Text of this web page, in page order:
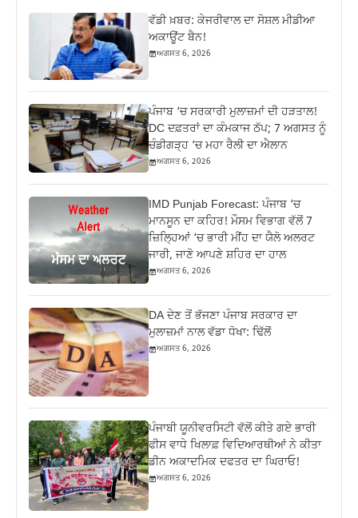
ਵੱਡੀ ਖ਼ਬਰ: ਕੇਜਰੀਵਾਲ ਦਾ ਸੋਸ਼ਲ ਮੀਡੀਆ
ਅਕਾਊਂਟ ਬੈਨ!
ਅਗਸਤ 6, 2026
ਪੰਜਾਬ ‘ਚ ਸਰਕਾਰੀ ਮੁਲਾਜ਼ਮਾਂ ਦੀ ਹੜਤਾਲ!
DC ਦਫ਼ਤਰਾਂ ਦਾ ਕੰਮਕਾਜ ਠੱਪ; 7 ਅਗਸਤ ਨੂੰ
ਚੰਡੀਗੜ੍ਹ ‘ਚ ਮਹਾ ਰੈਲੀ ਦਾ ਐਲਾਨ
ਅਗਸਤ 6, 2026
IMD Punjab Forecast: ਪੰਜਾਬ ‘ਚ
ਮਾਨਸੂਨ ਦਾ ਕਹਿਰ! ਮੌਸਮ ਵਿਭਾਗ ਵੱਲੋਂ 7
ਜ਼ਿਲ੍ਹਿਆਂ ‘ਚ ਭਾਰੀ ਮੀਂਹ ਦਾ ਯੈਲੋ ਅਲਰਟ
ਜਾਰੀ, ਜਾਣੋ ਆਪਣੇ ਸ਼ਹਿਰ ਦਾ ਹਾਲ
ਅਗਸਤ 6, 2026
DA ਦੇਣ‌ ਤੋਂ ਭੱਜਣਾ ਪੰਜਾਬ ਸਰਕਾਰ ਦਾ
ਮੁਲਾਜ਼ਮਾਂ ਨਾਲ ਵੱਡਾ ਧੋਖਾ: ਢਿੱਲੋਂ
ਅਗਸਤ 6, 2026
ਪੰਜਾਬੀ ਯੂਨੀਵਰਸਿਟੀ ਵੱਲੋਂ ਕੀਤੇ ਗਏ ਭਾਰੀ
ਫੀਸ ਵਾਧੇ ਖਿਲਾਫ਼ ਵਿਦਿਆਰਥੀਆਂ ਨੇ ਕੀਤਾ
ਡੀਨ ਅਕਾਦਮਿਕ ਦਫਤਰ ਦਾ ਘਿਰਾਓ!
ਅਗਸਤ 6, 2026